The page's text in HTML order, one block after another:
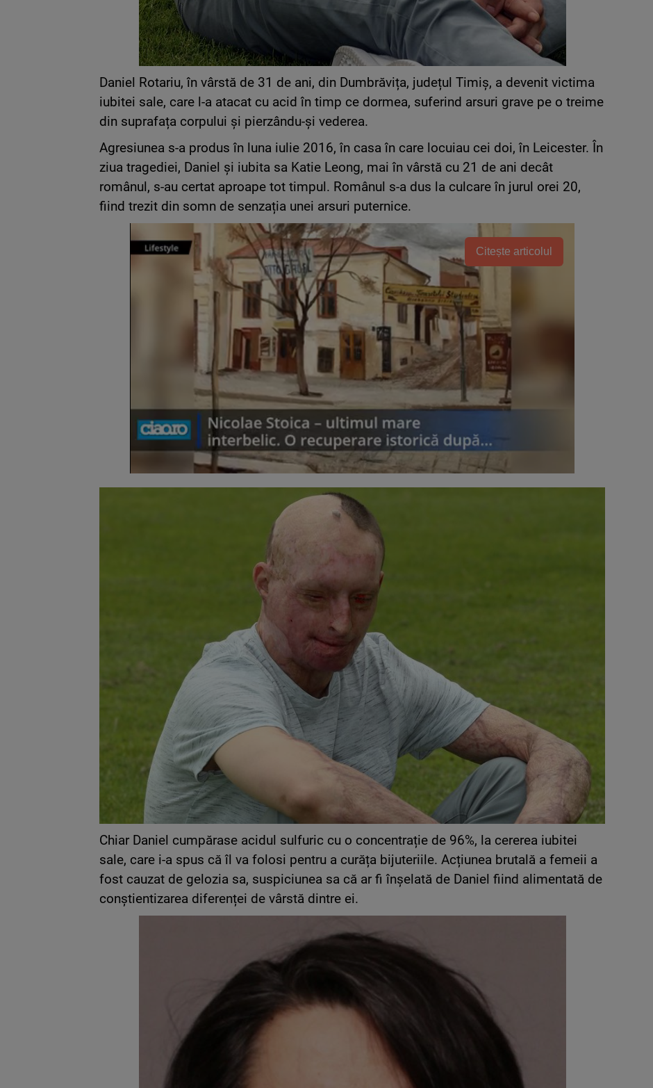
Daniel Rotariu, în vârstă de 31 de ani, din Dumbrăvița, județul Timiș, a devenit victima
iubitei sale, care l-a atacat cu acid în timp ce dormea, suferind arsuri grave pe o treime
din suprafața corpului și pierzându-și vederea.
Agresiunea s-a produs în luna iulie 2016, în casa în care locuiau cei doi, în Leicester. În
ziua tragediei, Daniel și iubita sa Katie Leong, mai în vârstă cu 21 de ani decât
românul, s-au certat aproape tot timpul. Românul s-a dus la culcare în jurul orei 20,
fiind trezit din somn de senzația unei arsuri puternice.
Citește articolul
Chiar Daniel cumpărase acidul sulfuric cu o concentrație de 96%, la cererea iubitei
sale, care i-a spus că îl va folosi pentru a curăța bijuteriile. Acțiunea brutală a femeii a
fost cauzat de gelozia sa, suspiciunea sa că ar fi înșelată de Daniel fiind alimentată de
conștientizarea diferenței de vârstă dintre ei.